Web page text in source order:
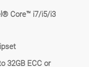
Core™ i7/i5/i3
32GB ECC or